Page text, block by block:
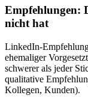
Empfehlungen:
nicht hat
LinkedIn-
ehemaliger
schwerer als jeder
qualitative
Kollegen, Kunden).